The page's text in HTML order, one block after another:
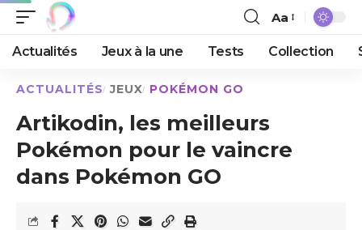
Aa
Actualités Jeux à la une Tests Collection
ACTUALITÉS JEUX POKÉMON GO
Artikodin, les meilleurs
Pokémon pour le vaincre
dans Pokémon GO